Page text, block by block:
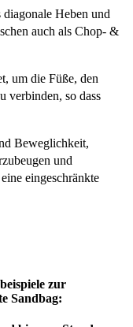
Heben und
auch als Chop- &
um die Füße, den
verbinden, so dass
Beweglichkeit,
und
eingeschränkte
zur
Sandbag: